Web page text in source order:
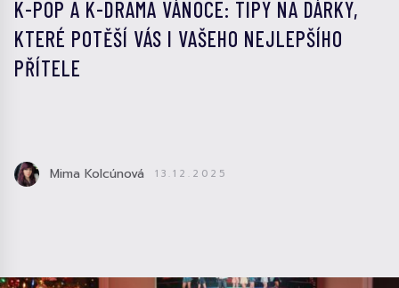
K-POP A K-DRAMA VÁNOCE: TIPY NA DÁRKY,
KTERÉ POTĚŠÍ VÁS I VAŠEHO NEJLEPŠÍHO
PŘÍTELE
Mima Kolcúnová 13.12.2025